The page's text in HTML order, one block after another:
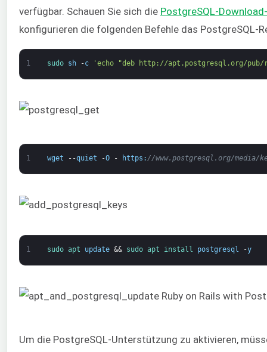
verfügbar. Schauen Sie sich die PostgreSQL-
konfigurieren die folgenden Befehle das PostgreSQL-
1 sudo sh -c 'echo "deb http://apt.postgresql.org/
1 wget --quiet -O - https : //www.postgresql.org/media/
1 sudo apt update && sudo apt install postgresql -y
Um die PostgreSQL-Unterstützung zu aktivieren,